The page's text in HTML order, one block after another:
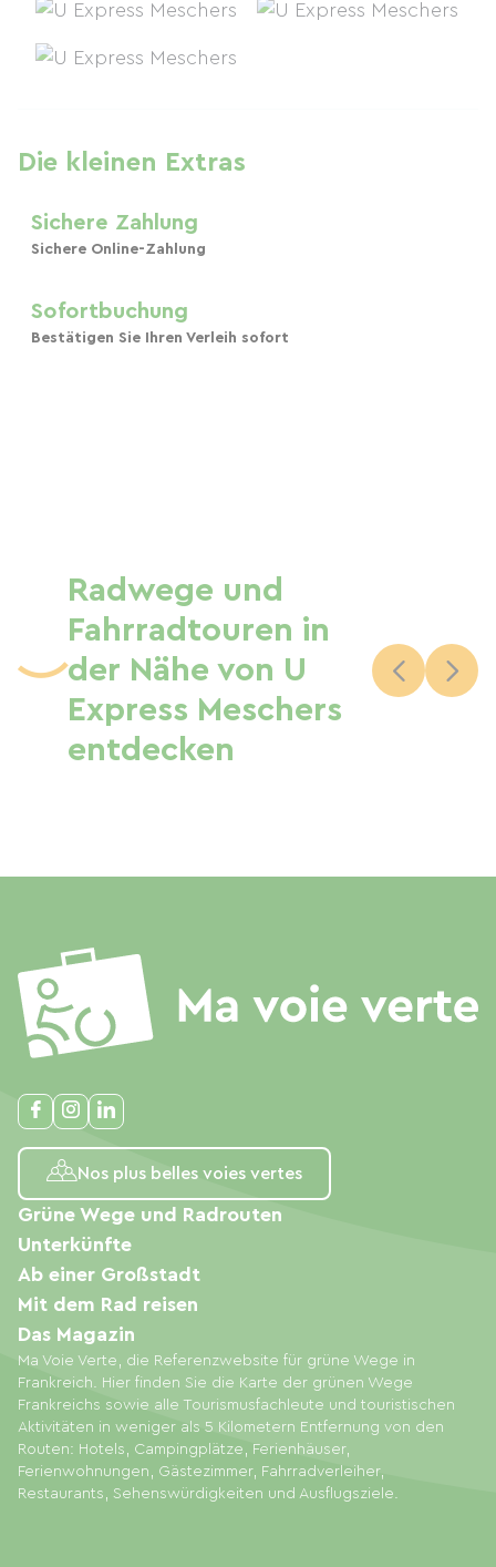
Die kleinen Extras
Sichere Zahlung
Sichere Online-Zahlung
Sofortbuchung
Bestätigen Sie Ihren Verleih sofort
Radwege und
Fahrradtouren in
der Nähe von U
Express Meschers
entdecken
Nos plus belles voies vertes
Ma Voie Verte, die Referenzwebsite für grüne Wege in
Frankreich. Hier finden Sie die Karte der grünen Wege
Frankreichs sowie alle Tourismusfachleute und touristischen
Aktivitäten in weniger als 5 Kilometern Entfernung von den
Routen: Hotels, Campingplätze, Ferienhäuser,
Ferienwohnungen, Gästezimmer, Fahrradverleiher,
Restaurants, Sehenswürdigkeiten und Ausflugsziele.
Grüne Wege und Radrouten
Unterkünfte
Ab einer Großstadt
Mit dem Rad reisen
Das Magazin